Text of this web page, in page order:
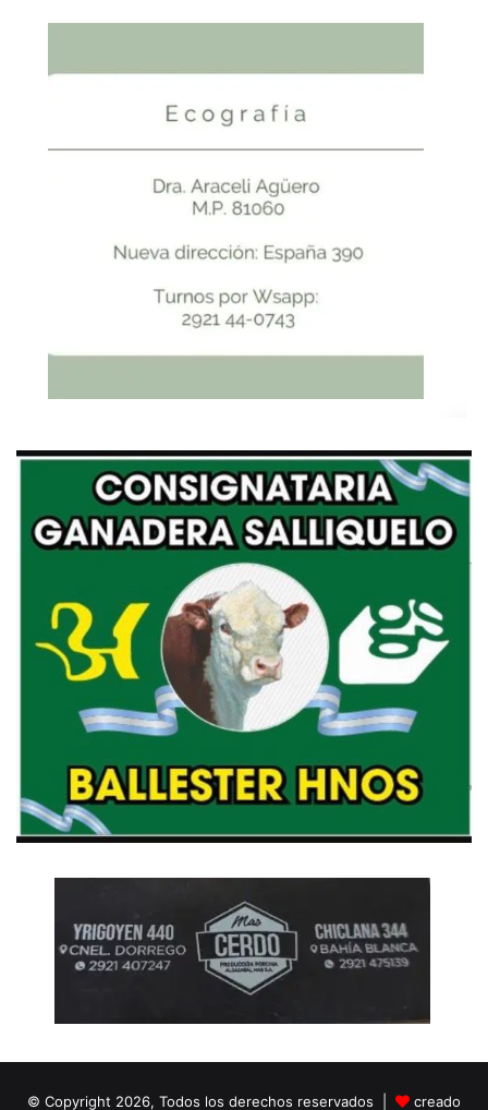
© Copyright 2026, Todos los derechos reservados | creado